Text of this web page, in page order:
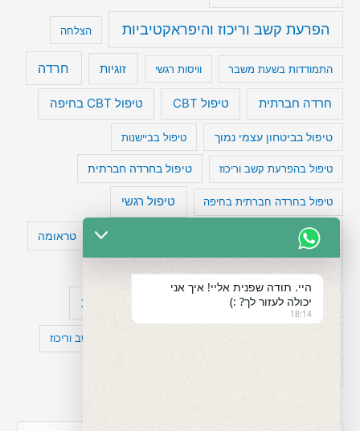
הפרעת קשב וריכוז והיפראקטיביות הצלחה
התמודדות בשעת משבר וויסות רגשי זוגיות חרדה
חרדה חברתית טיפול CBT טיפול CBT בחיפה
טיפול בביטחון עצמי נמוך טיפול בביישנות
טיפול בהפרעת קשב וריכוז טיפול בחרדה חברתית
טיפול בחרדה חברתית בחיפה טיפול רגשי
טיפול תרופתי להפרעת קשב טעויות חשיבה טראומה
מפורסמים עם הפרעת קשב עיצות
קומורבידיות להפרעת קשב וריכוז
היי. תודה שפנית אליי! איך אני
יכולה לעזור לך? :)
18:14